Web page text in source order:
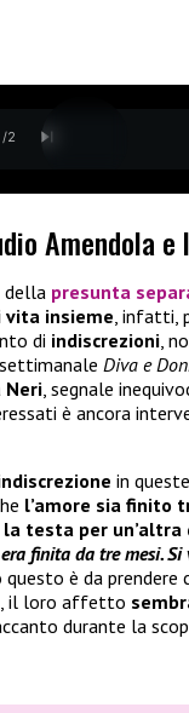
/2
Amendola e
della presunta
vita insieme, infatti,
di indiscrezioni,
Diva e
Neri, segnale
è ancora
in
l’amore sia finito
testa per un’altra
finita da tre mesi.
è da
il loro affetto
durante la